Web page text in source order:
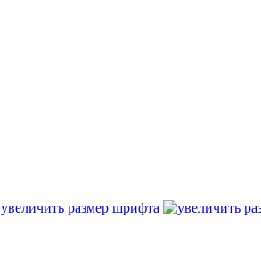
увеличить размер шрифта